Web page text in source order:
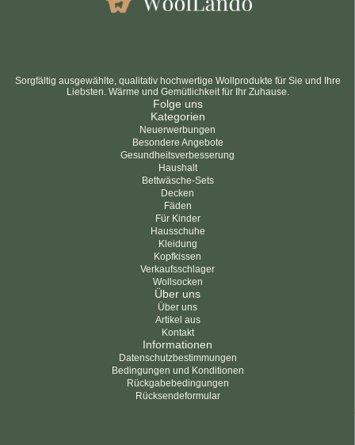
Sorgfältig ausgewählte, qualitativ hochwertige Wollprodukte für Sie und Ihre
Liebsten. Wärme und Gemütlichkeit für Ihr Zuhause.
Folge uns
Kategorien
Neuerwerbungen
Besondere Angebote
Gesundheitsverbesserung
Haushalt
Bettwäsche-Sets
Decken
Fäden
Für Kinder
Hausschuhe
Kleidung
Kopfkissen
Verkaufsschlager
Wollsocken
Über uns
Über uns
Artikel aus
Kontakt
Informationen
Datenschutzbestimmungen
Bedingungen und Konditionen
Rückgabebedingungen
Rücksendeformular